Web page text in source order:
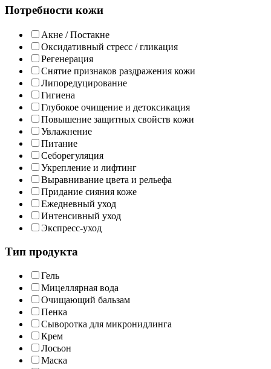
Потребности кожи
Акне / Постакне
Оксидативный стресс / гликация
Регенерация
Снятие признаков раздражения кожи
Липоредуцирование
Гигиена
Глубокое очищение и детоксикация
Повышение защитных свойств кожи
Увлажнение
Питание
Себорегуляция
Укрепление и лифтинг
Выравнивание цвета и рельефа
Придание сияния коже
Ежедневный уход
Интенсивный уход
Экспресс-уход
Тип продукта
Гель
Мицеллярная вода
Очищающий бальзам
Пенка
Сыворотка для микронидлинга
Крем
Лосьон
Маска